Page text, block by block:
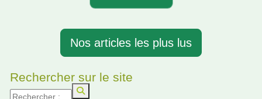
Nos articles les plus lus
Rechercher sur le site